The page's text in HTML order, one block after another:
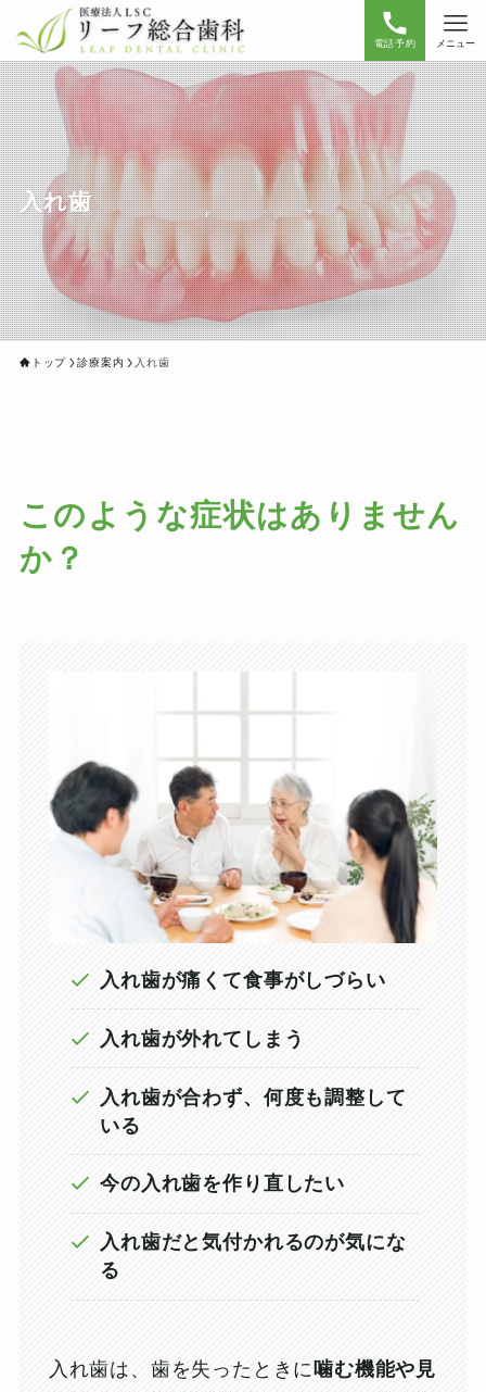
電話予約 メニュー
入れ歯
トップ 診療案内 入れ歯
このような症状はありません
か？
入れ歯が痛くて食事がしづらい
入れ歯が外れてしまう
入れ歯が合わず、何度も調整して
いる
今の入れ歯を作り直したい
入れ歯だと気付かれるのが気にな
る
入れ歯は、歯を失ったときに噛む機能や見